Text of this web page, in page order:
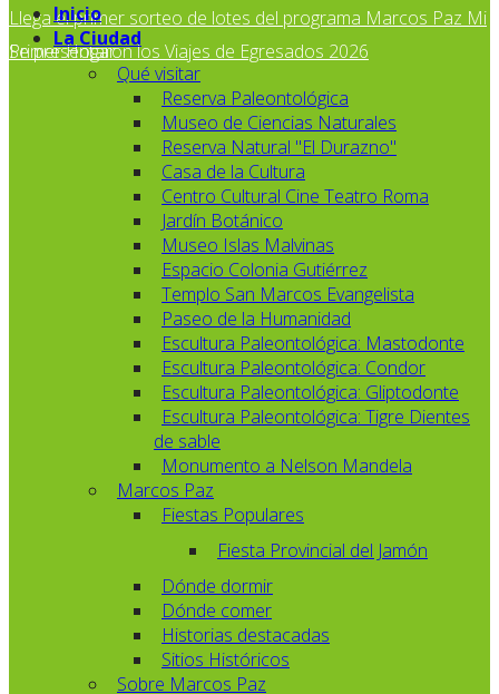
Llega el primer sorteo de lotes del programa Marcos Paz Mi
Primer Hogar
Se presentaron los Viajes de Egresados 2026
Inicio
La Ciudad
Qué visitar
Reserva Paleontológica
Museo de Ciencias Naturales
Reserva Natural "El Durazno"
Casa de la Cultura
Centro Cultural Cine Teatro Roma
Jardín Botánico
Museo Islas Malvinas
Espacio Colonia Gutiérrez
Templo San Marcos Evangelista
Paseo de la Humanidad
Escultura Paleontológica: Mastodonte
Escultura Paleontológica: Condor
Escultura Paleontológica: Gliptodonte
Escultura Paleontológica: Tigre Dientes
de sable
Monumento a Nelson Mandela
Marcos Paz
Fiestas Populares
Fiesta Provincial del Jamón
Dónde dormir
Dónde comer
Historias destacadas
Sitios Históricos
Sobre Marcos Paz